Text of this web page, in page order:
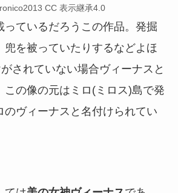
CC 表示継承4.0
っているだろうこの作品。発掘
兜を被っていたりするなどよほ
されていない場合ヴィーナスと
この像の元はミロ(ミロス)島で発
のヴィーナスと名付けられてい